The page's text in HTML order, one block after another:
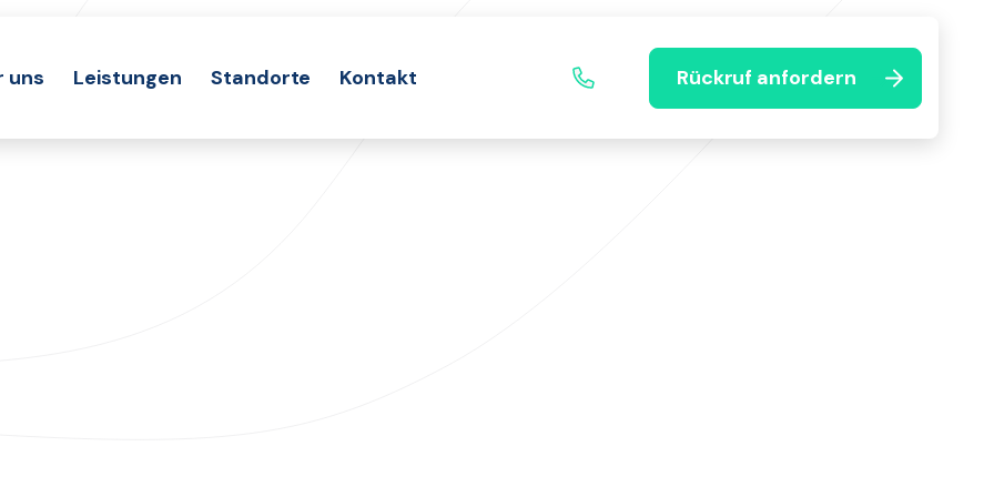
uns Leistungen Standorte Kontakt  Rückruf anfordern